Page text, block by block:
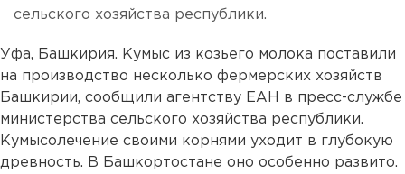
сельского хозяйства республики.
Уфа, Башкирия. Кумыс из козьего молока поставили
на производство несколько фермерских хозяйств
Башкирии, сообщили агентству ЕАН в пресс-службе
министерства сельского хозяйства республики.
Кумысолечение своими корнями уходит в глубокую
древность. В Башкортостане оно особенно развито.